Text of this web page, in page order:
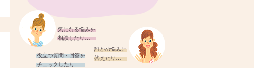
気になる悩みを
相談したり…
誰かの悩みに
答えたり…
役立つ質問・回答を
チェックしたり…